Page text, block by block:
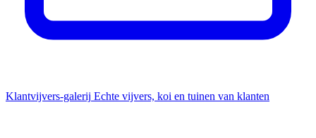
Klantvijvers-galerij Echte vijvers, koi en tuinen van klanten